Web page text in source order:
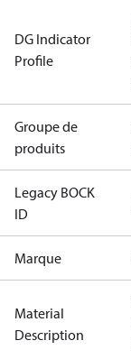
DG Indicator
Profile
Groupe de
produits
Legacy BOCK
ID
Marque
Material
Description